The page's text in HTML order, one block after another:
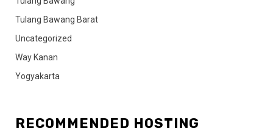
Tulang Bawang Barat
Uncategorized
Way Kanan
Yogyakarta
RECOMMENDED HOSTING